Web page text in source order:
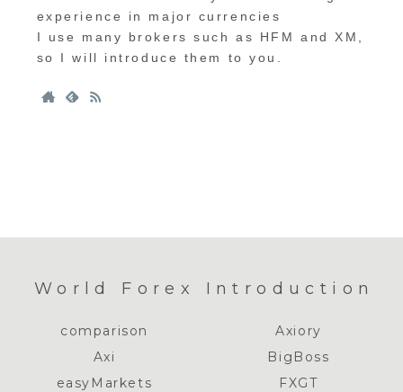
experience in major currencies
I use many brokers such as HFM and XM,
so I will introduce them to you.
World Forex Introduction
comparison
Axiory
Axi
BigBoss
easyMarkets
FXGT